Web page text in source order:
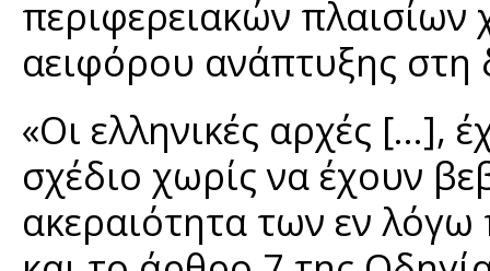
περιφερειακών
αειφόρου ανάπτυξης στη
«Οι ελληνικές αρχές [...],
σχέδιο χωρίς να έχουν
ακεραιότητα των εν